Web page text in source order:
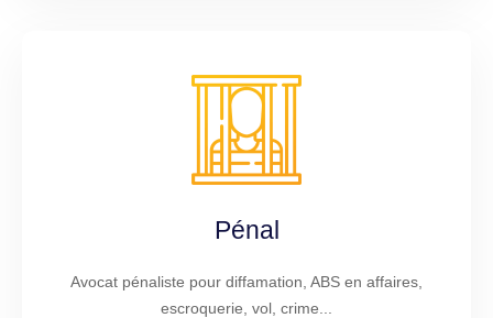
Pénal
Avocat pénaliste pour diffamation, ABS en affaires,
escroquerie, vol, crime...